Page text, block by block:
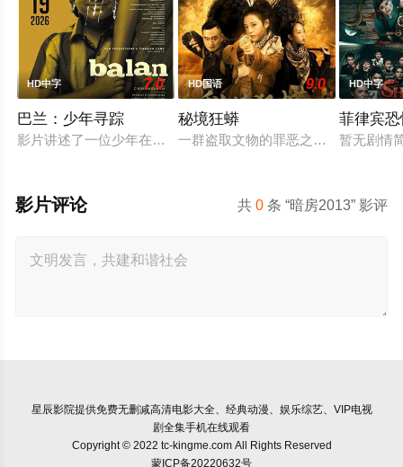
HD中字 7.0
巴兰：少年寻踪
影片讲述了一位少年在动荡的童年中长大，母亲又突然失踪后
HD国语 9.0
秘境狂蟒
一群盗取文物的罪恶之徒，在一次盗
HD中字
菲律宾
暂无剧情
共0 条 “暗房2013” 影评
影片评论
星辰影院提供免费无删减高清电影大全、经典动漫、娱乐综艺、VIP电视
剧全集手机在线观看
Copyright © 2022 tc-kingme.com All Rights Reserved
蒙ICP备20220632号